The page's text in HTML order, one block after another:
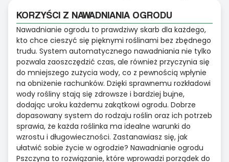
KORZYŚCI Z NAWADNIANIA OGRODU
Nawadnianie ogrodu to prawdziwy skarb dla każdego,
kto chce cieszyć się pięknymi roślinami bez zbędnego
trudu. System automatycznego nawadniania nie tylko
pozwala zaoszczędzić czas, ale również przyczynia się
do mniejszego zużycia wody, co z pewnością wpłynie
na obniżenie rachunków. Dzięki sprawnemu rozkładowi
wody rośliny stają się zdrowsze i bardziej bujne,
dodając uroku każdemu zakątkowi ogrodu. Dobrze
dopasowany system do rodzaju roślin oraz ich potrzeb
sprawia, że każda roślinka ma idealne warunki do
wzrostu i długowieczności. Zastanawiasz się, jak
ułatwić sobie życie w ogrodzie? Nawadnianie ogrodu
Pszczyna to rozwiązanie, które wprowadzi porządek do